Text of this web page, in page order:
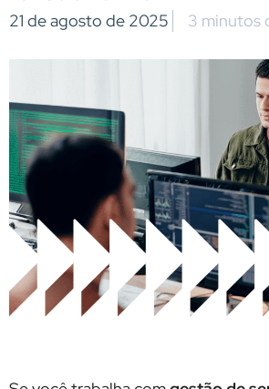
21 de agosto de 2025
3 minutos